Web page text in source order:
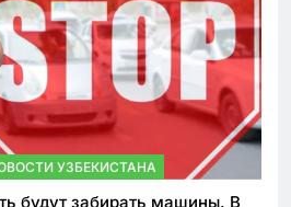
УЗБЕКИСТАНА
будут забирать машины. В